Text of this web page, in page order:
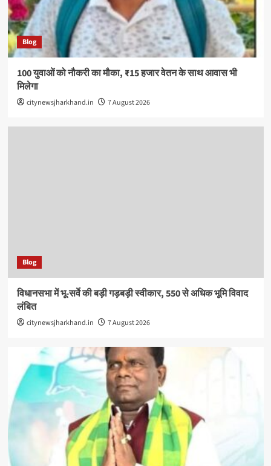
Blog
100 युवाओं को नौकरी का मौका, ₹15 हजार वेतन के साथ आवास भी
मिलेगा
citynewsjharkhand.in 7 August 2026
Blog
विधानसभा में भू-सर्वे की बड़ी गड़बड़ी स्वीकार, 550 से अधिक भूमि विवाद
लंबित
citynewsjharkhand.in 7 August 2026